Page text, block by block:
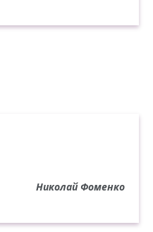
Николай Фоменко